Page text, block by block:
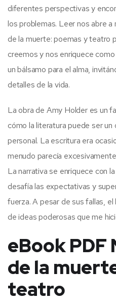
diferentes perspectivas y
los problemas. Leer nos abre
de la muerte: poemas y teatro
creemos y nos enriquece
un bálsamo para el alma,
detalles de la vida.
La obra de Amy Holder es un
cómo la literatura puede ser un
personal. La escritura era
menudo parecía
La narrativa se enriquece con
desafía las expectativas y
fuerza. A pesar de sus fallas,
de ideas poderosas que me
eBook PDF
de la
teatro